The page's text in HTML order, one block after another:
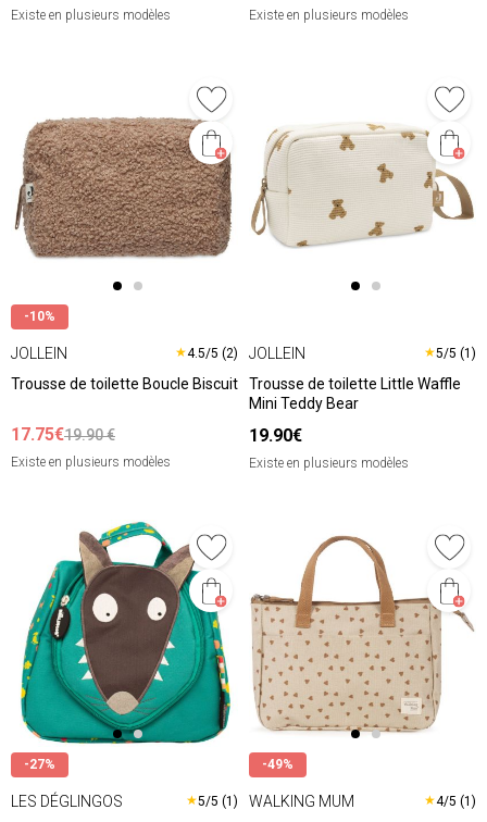
Existe en plusieurs modèles Existe en plusieurs modèles
-10%
JOLLEIN ★4.5/5 (2)
Trousse de toilette Boucle Biscuit
17.75€19.90 €
Existe en plusieurs modèles
JOLLEIN ★5/5 (1)
Trousse de toilette Little Waffle
Mini Teddy Bear
19.90€
Existe en plusieurs modèles
-27%
LES DÉGLINGOS ★5/5 (1)
-49%
WALKING MUM ★4/5 (1)